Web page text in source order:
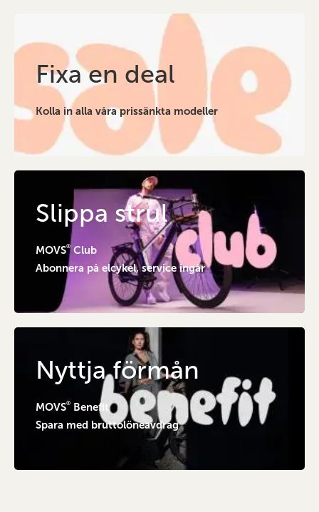
Fixa en deal
Kolla in alla våra prissänkta modeller
Slippa strul
MOVS®Club
Abonnera på elcykel, service ingår
Nyttja förmån
MOVS® Benefit
Spara med bruttolöneavdrag